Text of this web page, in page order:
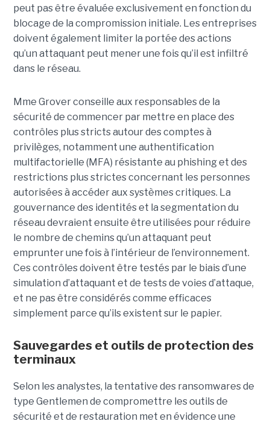
peut pas être évaluée exclusivement en fonction du
blocage de la compromission initiale. Les entreprises
doivent également limiter la portée des actions
qu’un attaquant peut mener une fois qu’il est infiltré
dans le réseau.
Mme Grover conseille aux responsables de la
sécurité de commencer par mettre en place des
contrôles plus stricts autour des comptes à
privilèges, notamment une authentification
multifactorielle (MFA) résistante au phishing et des
restrictions plus strictes concernant les personnes
autorisées à accéder aux systèmes critiques. La
gouvernance des identités et la segmentation du
réseau devraient ensuite être utilisées pour réduire
le nombre de chemins qu’un attaquant peut
emprunter une fois à l’intérieur de l’environnement.
Ces contrôles doivent être testés par le biais d’une
simulation d’attaquant et de tests de voies d’attaque,
et ne pas être considérés comme efficaces
simplement parce qu’ils existent sur le papier.
Sauvegardes et outils de protection des
terminaux
Selon les analystes, la tentative des ransomwares de
type Gentlemen de compromettre les outils de
sécurité et de restauration met en évidence une